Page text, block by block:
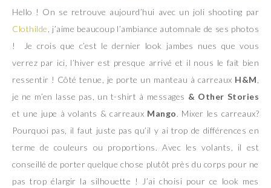
Hello ! On se retrouve aujourd’hui avec un joli shooting par
Clothilde , j’aime beaucoup l’ambiance automnale de ses photos
! Je crois que c’est le dernier look jambes nues que vous
verrez par ici, l’hiver est presque arrivé et il nous le fait bien
ressentir ! Côté tenue, je porte un manteau à carreaux H&M
je ne m’en lasse pas, un t-shirt à messages & Other Stories
et une jupe à volants & carreaux Mango. Mixer les carreaux?
Pourquoi pas, il faut juste pas qu’il y ai trop de différences en
terme de couleurs ou proportions. Avec les volants, il est
conseillé de porter quelque chose plutôt près du corps pour ne
pas trop élargir la silhouette ! J’ai choisi pour ce look mes